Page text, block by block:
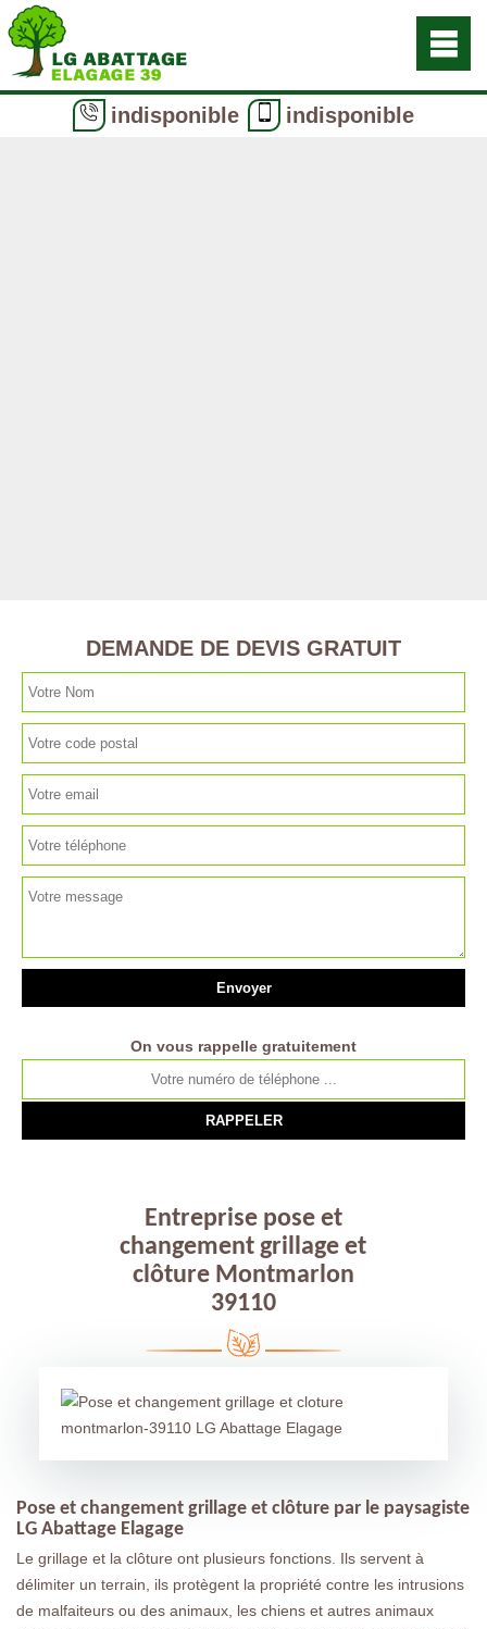
indisponible indisponible
DEMANDE DE DEVIS GRATUIT
On vous rappelle gratuitement
Entreprise pose et
changement grillage et
clôture Montmarlon
39110
Pose et changement grillage et clôture par le paysagiste
LG Abattage Elagage
Le grillage et la clôture ont plusieurs fonctions. Ils servent à
délimiter un terrain, ils protègent la propriété contre les intrusions
de malfaiteurs ou des animaux, les chiens et autres animaux